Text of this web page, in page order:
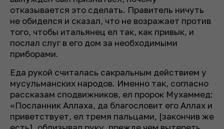
отказывается это сделать. Правитель ничуть
не обиделся и сказал, что не возражает против
того, чтобы итальянец ел так, как привык, и
послал слуг в его дом за необходимыми
приборами.
Еда рукой считалась сакральным действием у
мусульманских народов. Именно так, согласно
рассказам сподвижников, ел пророк Мухаммед:
«Посланник Аллаха, да благословит его Аллах и
приветствует, ел тремя пальцами, [закончив же